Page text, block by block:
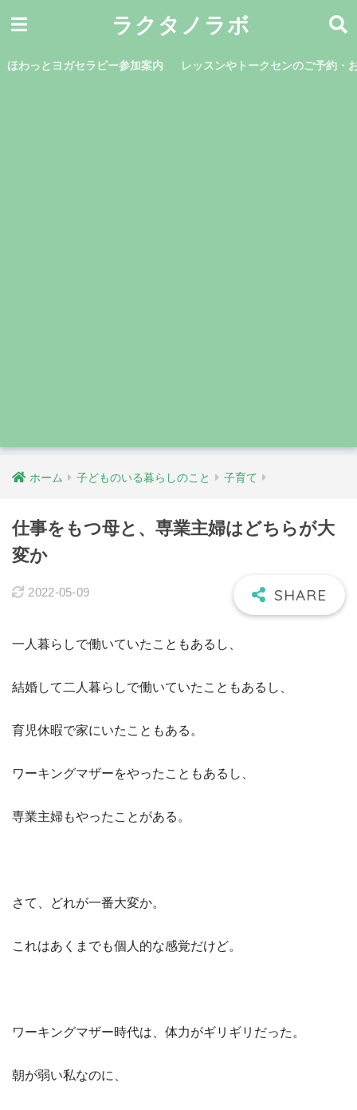
ラクタノラボ
ほわっとヨガセラピー参加案内 レッスンやトークセンのご予約・
ホーム 子どものいる暮らしのこと 子育て
仕事をもつ母と、専業主婦はどちらが大
変か
2022-05-09
一人暮らしで働いていたこともあるし、
結婚して二人暮らしで働いていたこともあるし、
育児休暇で家にいたこともある。
ワーキングマザーをやったこともあるし、
専業主婦もやったことがある。
さて、どれが一番大変か。
これはあくまでも個人的な感覚だけど。
ワーキングマザー時代は、体力がギリギリだった。
朝が弱い私なのに、